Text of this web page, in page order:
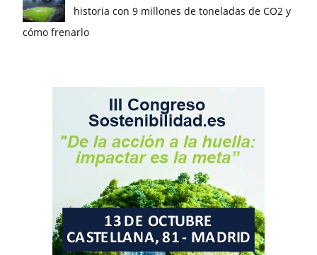
historia con 9 millones de toneladas de CO2 y
cómo frenarlo